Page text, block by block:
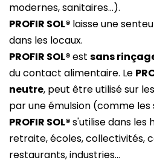
modernes, sanitaires...).
PROFIR SOL® laisse une
dans les locaux.
PROFIR SOL®est sans
du contact alimentaire. Le
neutre, peut être utilisé sur
par une émulsion (comme les
PROFIR SOL®s'utilise dans les
retraite, écoles, collectivités,
restaurants, industries...